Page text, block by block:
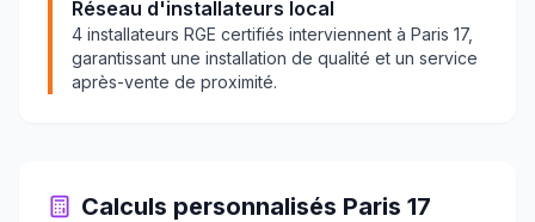
Réseau d'installateurs local
4 installateurs RGE certifiés interviennent à Paris 17,
garantissant une installation de qualité et un service
après-vente de proximité.
Calculs personnalisés Paris 17